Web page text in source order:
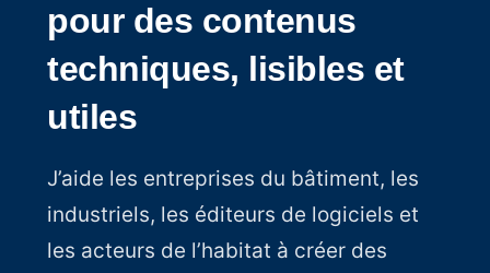
pour des contenus
techniques, lisibles et
utiles
J’aide les entreprises du bâtiment, les
industriels, les éditeurs de logiciels et
les acteurs de l’habitat à créer des